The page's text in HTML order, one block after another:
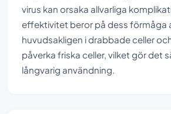
virus kan orsaka allvarliga
effektivitet beror på dess förmåga
huvudsakligen i drabbade celler
påverka friska celler, vilket gör det
långvarig användning.